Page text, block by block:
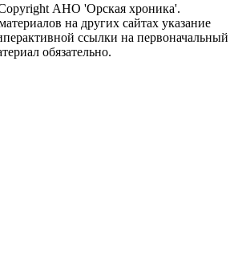
АНО 'Орская хроника'.
на других сайтах указание
ссылки на первоначальный
обязательно.